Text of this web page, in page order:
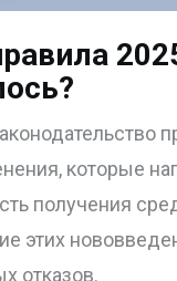
которые
получения
этих
отказов.